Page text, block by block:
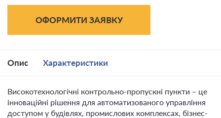
ОФОРМИТИ ЗАЯВКУ
Опис Характеристики
Високотехнологічні контрольно-пропускні пункти – це
інноваційні рішення для автоматизованого управління
доступом у будівлях, промислових комплексах, бізнес-